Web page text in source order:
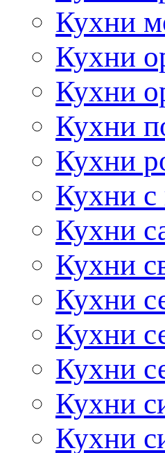
Кухни
Кухни
Кухни
Кухни
Кухни
Кухни с
Кухни
Кухни
Кухни
Кухни
Кухни
Кухни
Кухни